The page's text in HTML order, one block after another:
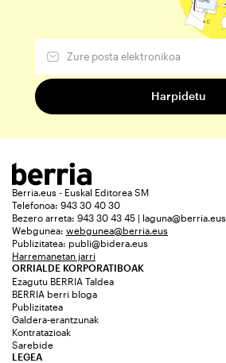
Berria.eus - Euskal Editorea SM
Telefonoa: 943 30 40 30
Bezero arreta: 943 30 43 45 | laguna@berria.eus
Webgunea: webgunea@berria.eus
Publizitatea: publi@bidera.eus
Harremanetan jarri
ORRIALDE KORPORATIBOAK
Ezagutu BERRIA Taldea
BERRIA berri bloga
Publizitatea
Galdera-erantzunak
Kontratazioak
Sarebide
LEGEA